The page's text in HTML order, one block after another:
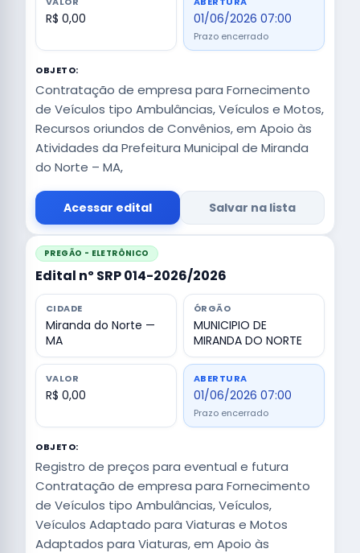
R$ 0,00 01/06/2026 07:00
Prazo encerrado
OBJETO:
Contratação de empresa para Fornecimento
de Veículos tipo Ambulâncias, Veículos e Motos,
Recursos oriundos de Convênios, em Apoio às
Atividades da Prefeitura Municipal de Miranda
do Norte – MA,
Acessar edital Salvar na lista
PREGÃO - ELETRÔNICO
Edital nº SRP 014-2026/2026
CIDADE
Miranda do Norte —
MA
ÓRGÃO
MUNICIPIO DE
MIRANDA DO NORTE
VALOR
R$ 0,00
ABERTURA
01/06/2026 07:00
Prazo encerrado
OBJETO:
Registro de preços para eventual e futura
Contratação de empresa para Fornecimento
de Veículos tipo Ambulâncias, Veículos,
Veículos Adaptado para Viaturas e Motos
Adaptados para Viaturas, em Apoio às